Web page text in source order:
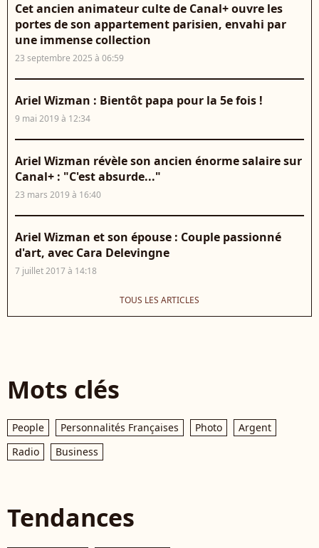
Cet ancien animateur culte de Canal+ ouvre les
portes de son appartement parisien, envahi par
une immense collection
23 septembre 2025 à 06:59
Ariel Wizman : Bientôt papa pour la 5e fois !
9 mai 2019 à 12:34
Ariel Wizman révèle son ancien énorme salaire sur
Canal+ : "C'est absurde..."
23 mars 2019 à 16:40
Ariel Wizman et son épouse : Couple passionné
d'art, avec Cara Delevingne
7 juillet 2017 à 14:18
TOUS LES ARTICLES
Mots clés
People Personnalités Françaises Photo
Argent
Radio
Business
Tendances